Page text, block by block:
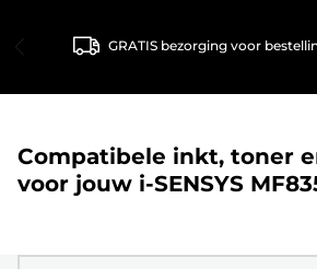
GRATIS bezorging voor
Compatibele inkt, toner
voor jouw i-SENSYS